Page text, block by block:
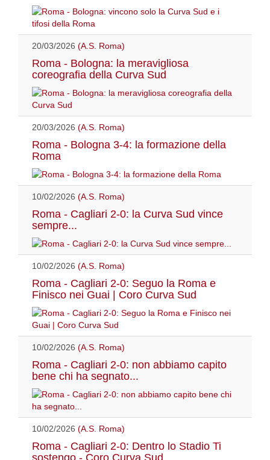
20/03/2026 (A.S. Roma)
Roma - Bologna: la meravigliosa
coreografia della Curva Sud
20/03/2026 (A.S. Roma)
Roma - Bologna 3-4: la formazione della
Roma
10/02/2026 (A.S. Roma)
Roma - Cagliari 2-0: la Curva Sud vince
sempre...
10/02/2026 (A.S. Roma)
Roma - Cagliari 2-0: Seguo la Roma e
Finisco nei Guai | Coro Curva Sud
10/02/2026 (A.S. Roma)
Roma - Cagliari 2-0: non abbiamo capito
bene chi ha segnato...
10/02/2026 (A.S. Roma)
Roma - Cagliari 2-0: Dentro lo Stadio Ti
sostengo - Coro Curva Sud